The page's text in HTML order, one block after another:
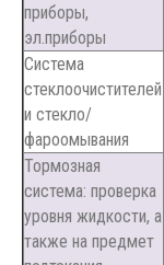
приборы,
эл.приборы
Система
стеклоочистителей
и стекло/
фароомывания
Тормозная
система: проверка
уровня жидкости, а
также на предмет